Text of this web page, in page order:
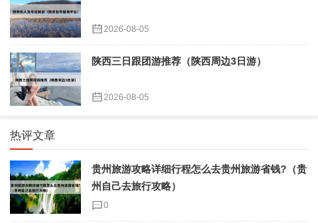
2026-08-05
陕西三日跟团游推荐（陕西周边3日游）
2026-08-05
热评文章
贵州旅游攻略详细行程怎么去贵州旅游省钱?（贵
州自己去旅行攻略）
0